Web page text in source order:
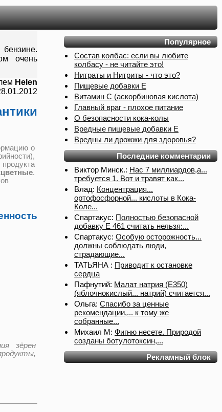
Популярное
Состав колбас: если вы любите
колбасу - не читайте это!
Нитраты и Нитриты - что это?
Пищевые добавки Е
Витамин С (аскорбиновая кислота)
Главный враг - плохое питание
О безопасности кока-колы
Вредные пищевые добавки Е
Вредны ли дрожжи для здоровья?
Последние комментарии
Виктор Минск.: Нас 7 миллиардов,а...
требуется 1. Вот и травят как...
Влад: Концентрация...
ортофосфорной... кислоты в Кока-
Коле...
Спартакус: Полностью безопасной
добавку Е 461 считать нельзя:...
Спартакус: Особую осторожность...
должны соблюдать люди,
страдающие...
ТАТЬЯНА : Приводит к остановке
сердца
Пафнутий: Малат натрия (E350)
(яблочнокислый... натрий) считается...
Ольга: Спасибо за ценные
рекомендации,... к тому же
собранные...
Михаил М: Фигню несете. Природой
созданы ботулотоксин,...
Рекламный блок
очень
Helen
о
.
зёрен